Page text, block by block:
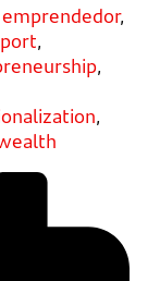
emprendedor,
,
,
,